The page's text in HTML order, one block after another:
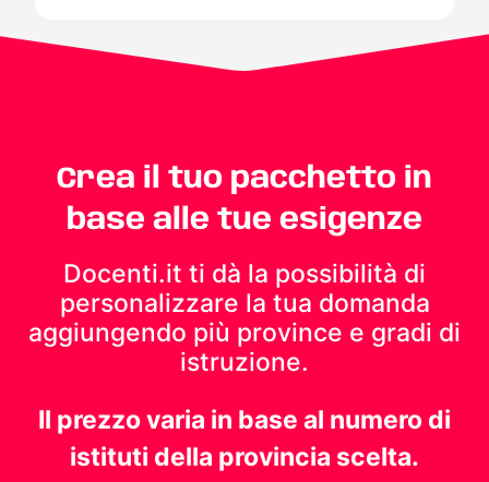
Crea il tuo pacchetto in
base alle tue esigenze
Docenti.it ti dà la possibilità di
personalizzare la tua domanda
aggiungendo più province e gradi di
istruzione.
Il prezzo varia in base al numero di
istituti della provincia scelta.